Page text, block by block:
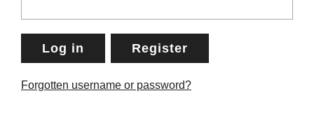
Log in Register
Forgotten username or password?